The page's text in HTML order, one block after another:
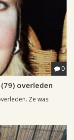
0
overleden
Ze was